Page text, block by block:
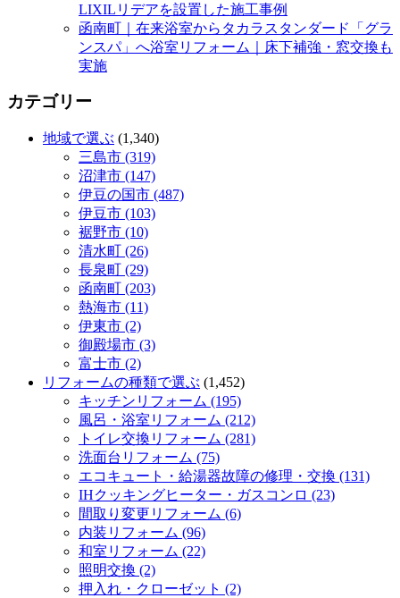
LIXILリデアを設置した施工事例
函南町｜在来浴室からタカラスタンダード「グラ
ンスパ」へ浴室リフォーム｜床下補強・窓交換も
実施
カテゴリー
地域で選ぶ (1,340)
三島市 (319)
沼津市 (147)
伊豆の国市 (487)
伊豆市 (103)
裾野市 (10)
清水町 (26)
長泉町 (29)
函南町 (203)
熱海市 (11)
伊東市 (2)
御殿場市 (3)
富士市 (2)
リフォームの種類で選ぶ (1,452)
キッチンリフォーム (195)
風呂・浴室リフォーム (212)
トイレ交換リフォーム (281)
洗面台リフォーム (75)
エコキュート・給湯器故障の修理・交換 (131)
IHクッキングヒーター・ガスコンロ (23)
間取り変更リフォーム (6)
内装リフォーム (96)
和室リフォーム (22)
照明交換 (2)
押入れ・クローゼット (2)